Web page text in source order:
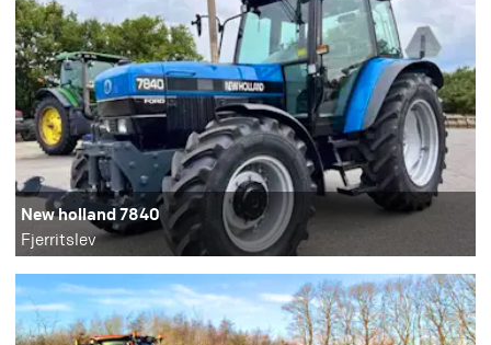
New holland 7840
Fjerritslev